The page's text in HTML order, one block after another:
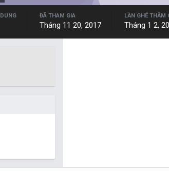
ĐÃ THAM GIA
Tháng 11 20, 2017
LẦN GHÉ THĂM
Tháng 1 2,